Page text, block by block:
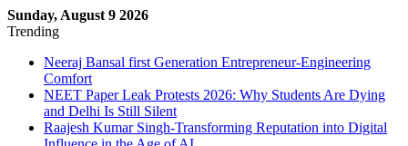
Sunday, August 9 2026
Trending
Neeraj Bansal first Generation Entrepreneur-Engineering
Comfort
NEET Paper Leak Protests 2026: Why Students Are Dying
and Delhi Is Still Silent
Raajesh Kumar Singh-Transforming Reputation into Digital